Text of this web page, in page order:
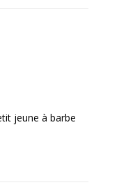
jeune à barbe